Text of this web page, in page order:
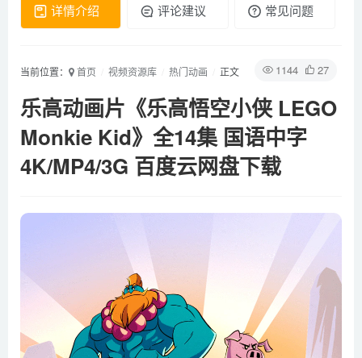
详情介绍 评论建议 常见问题
1144 27
当前位置： 首页 视频资源库 热门动画 正文
乐高动画片《乐高悟空小侠 LEGO
Monkie Kid》全14集 国语中字
4K/MP4/3G 百度云网盘下载